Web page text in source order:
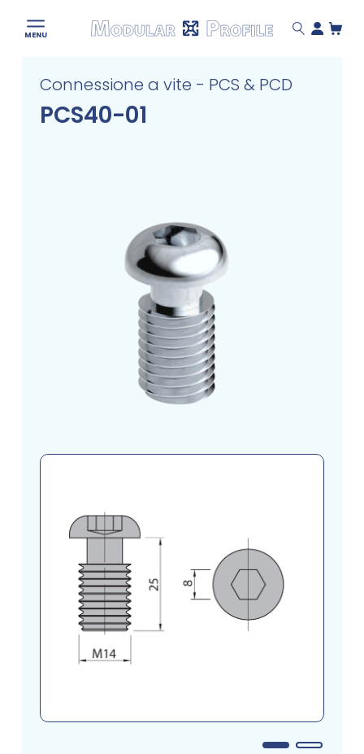
content
MENU
Modular
Connessione a vite - PCS & PCD
PCS40-01